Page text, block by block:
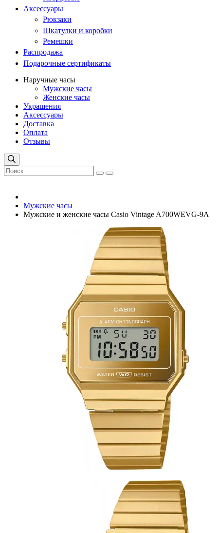
Аксессуары
Рюкзаки
Шкатулки и коробки
Ремешки
Распродажа
Подарочные сертификаты
Наручные часы
Мужские часы
Женские часы
Украшения
Аксессуары
Доставка
Оплата
Отзывы
Мужские часы
Мужские и женские часы Casio Vintage A700WEVG-9A